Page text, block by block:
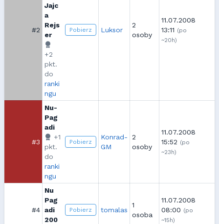
#2
Jajc
a
Rejs
er
+2
pkt.
do
ranki
ngu
Pobierz Luksor
2
osoby
11.07.2008
13:11 (po
~20h)
#3
Nu-
Pag
adi
+1
pkt.
do
ranki
ngu
Pobierz
Konrad-
GM
2
osoby
11.07.2008
15:52 (po
~23h)
#4
Nu
Pag
adi
200
Pobierz tomalas
1
osoba
11.07.2008
08:00 (po
~15h)